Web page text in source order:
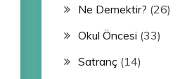
Ne Demektir? (26)
Okul Öncesi (33)
Satranç(14)